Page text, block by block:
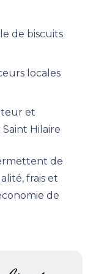
de biscuits
locales
et
Hilaire
de
frais et
de